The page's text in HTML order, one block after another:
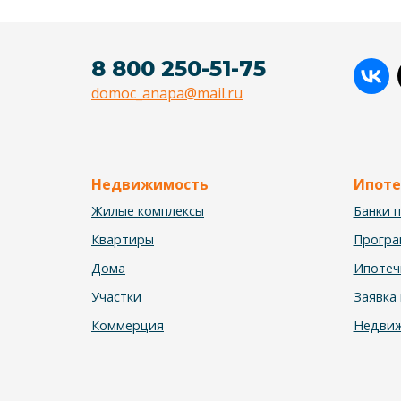
8 800 250-51-75
domoc_anapa@mail.ru
Недвижимость
Жилые комплексы
Квартиры
Дома
Участки
Коммерция
Банки
Заявка